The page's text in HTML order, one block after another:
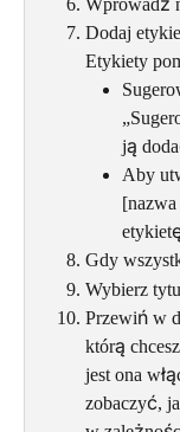
Wprowadź
Dodaj
Etykiety
ją
Aby
Gdy
Wybierz
Przewiń w
którą
jest ona
zobaczyć,